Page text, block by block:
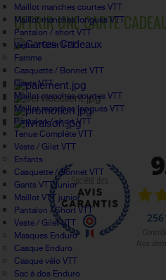
Maillot manches courtes VTT
Maillot manches longues VTT
Pantalon / short VTT
Veste / Gilet VTT
Femme
Casquette / Bonnet VTT
Gants VTT
Maillot manches courtes VTT
Maillot manches longues VTT
Pantalon / short VTT
Tenue Complète VTT
Veste / Gilet VTT
Enfants
Casquette / Bonnet VTT
Gants VTT junior
Maillot VTT junior
Pantalon / Short VTT
Veste / Gilet VTT
Masques Enduro
Casque Enduro
Casque vélo VTT
Sac à dos Enduro
OFFRIR UNE CARTE